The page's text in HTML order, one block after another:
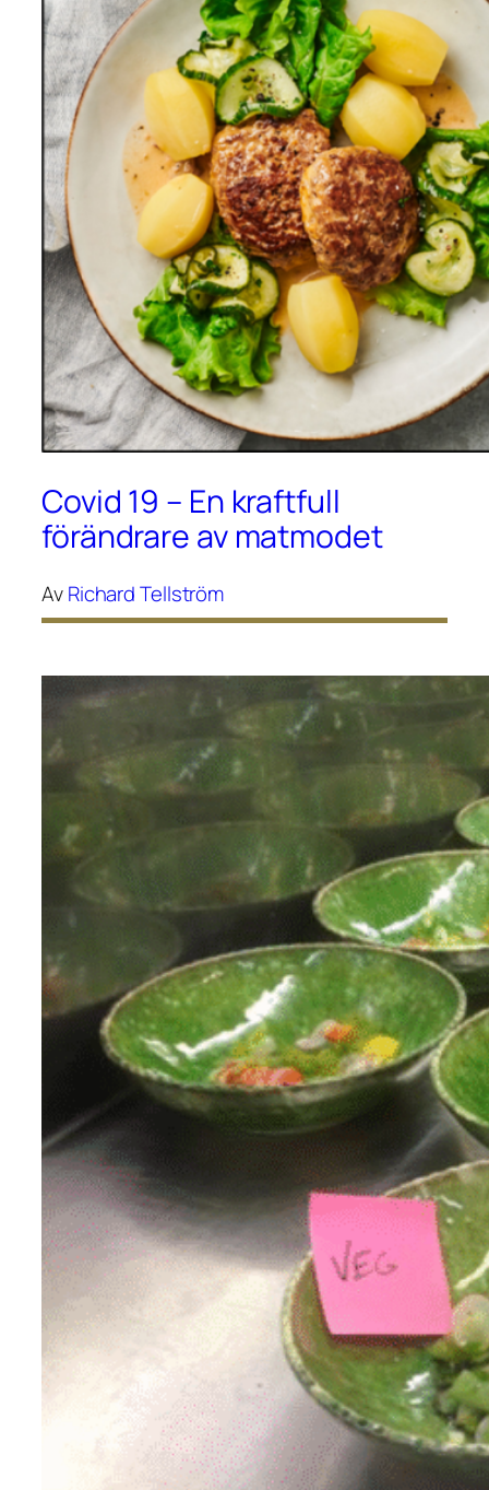
Covid 19 – En kraftfull
förändrare av matmodet
AvRichard Tellström